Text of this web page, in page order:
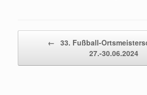
← 33. Fußball-
27.-30.06.2024